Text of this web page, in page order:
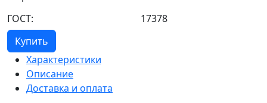
ГОСТ:
17378
Купить
Характеристики
Описание
Доставка и оплата